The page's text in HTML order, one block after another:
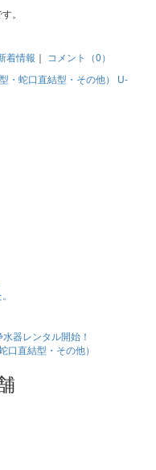
。
着情報 ｜ コメント（0）
・蛇口直結型・その他）
U-
器レンタル開始！
直結型・その他）